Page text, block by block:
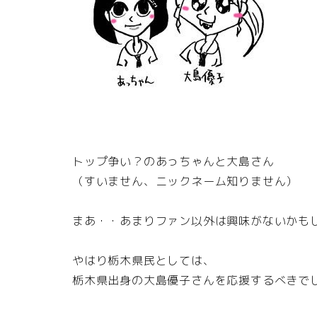
トップ争い？のあっちゃんと大島さん
（すいません、ニックネーム知りません）
まあ・・あまりファン以外は興味がないかも
やはり栃木県民としては、
栃木県出身の大島優子さんを応援するべきで